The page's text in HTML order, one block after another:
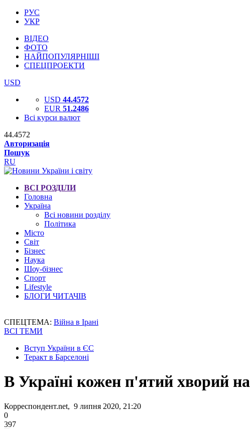
РУС
УКР
ВІДЕО
ФОТО
НАЙПОПУЛЯРНІШІ
СПЕЦПРОЕКТИ
USD
USD 44.4572
EUR 51.2486
Всі курси валют
44.4572
Авторизація
Пошук
RU
ВСІ РОЗДІЛИ
Головна
Україна
Всі новини розділу
Політика
Місто
Світ
Бізнес
Наука
Шоу-бізнес
Спорт
Lifestyle
БЛОГИ ЧИТАЧІВ
СПЕЦТЕМА: Війна в Ірані
ВСІ ТЕМИ
Вступ України в ЄС
Теракт в Барселоні
В Україні кожен п'ятий хворий
Корреспондент.net, 9 липня 2020, 21:20
0
397